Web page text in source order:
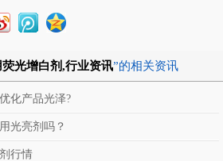
光增白剂,行业资讯”的相关资讯
化产品光泽?
光亮剂吗？
行情